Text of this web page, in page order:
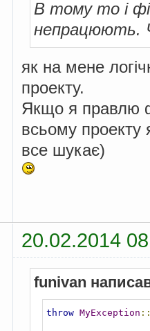
В тому то і
непрацюють.
як на мене
проекту.
Якщо я правлю
всьому проекту
все шукає)
20.02.2014
funivan
throw MyException